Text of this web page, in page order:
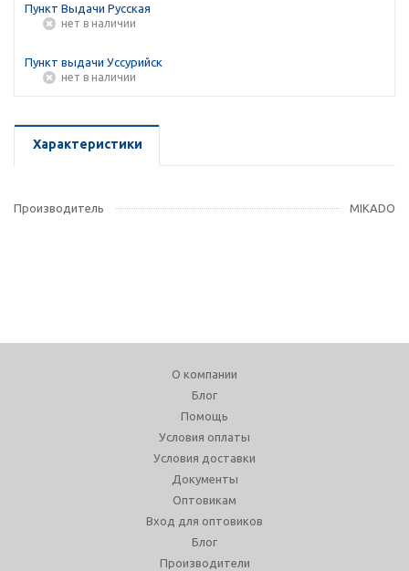
Пункт Выдачи Русская
Нет в наличии
Пункт выдачи Уссурийск
Нет в наличии
Характеристики
Производитель MIKADO
О компании
Блог
Помощь
Условия оплаты
Условия доставки
Документы
Оптовикам
Вход для оптовиков
Блог
Производители